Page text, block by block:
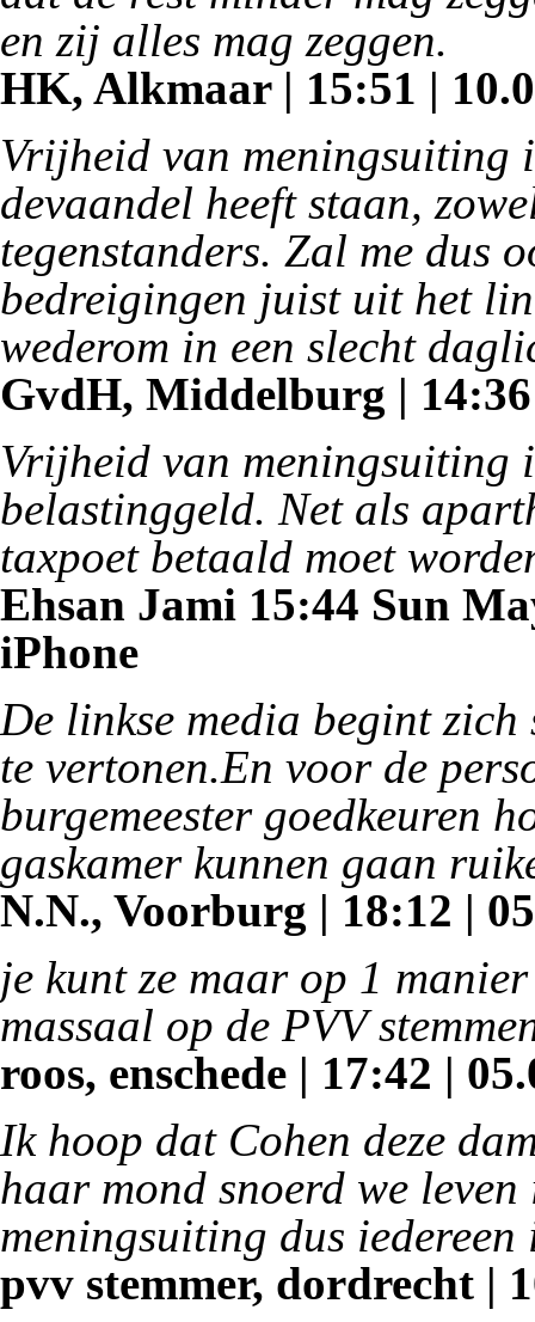
en zij alles mag zeggen.
HK, Alkmaar | 15:51 |
Vrijheid van meningsuiting
devaandel heeft staan,
tegenstanders. Zal me dus
bedreigingen juist uit het
wederom in een slecht
GvdH, Middelburg | 14:36
Vrijheid van meningsuiting
belastinggeld. Net als
taxpoet betaald moet
Ehsan Jami 15:44 Sun
iPhone
De linkse media begint
te vertonen.En voor de
burgemeester goedkeuren
gaskamer kunnen gaan
N.N., Voorburg | 18:12 |
je kunt ze maar op 1
massaal op de PVV
roos, enschede | 17:42 |
Ik hoop dat Cohen deze
haar mond snoerd we
meningsuiting dus iedereen
pvv stemmer, dordrecht |